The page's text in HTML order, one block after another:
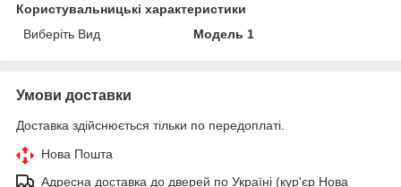
Користувальницькі характеристики
Виберіть Вид
Модель 1
Умови доставки
Доставка здійснюється тільки по передоплаті.
Нова Пошта
Адресна доставка до дверей по Україні (кур'єр Нова